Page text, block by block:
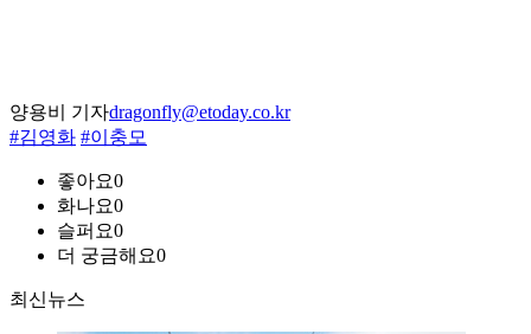
양용비 기자dragonfly@etoday.co.kr
#김영화 #이충모
좋아요0
화나요0
슬퍼요0
더 궁금해요0
최신뉴스